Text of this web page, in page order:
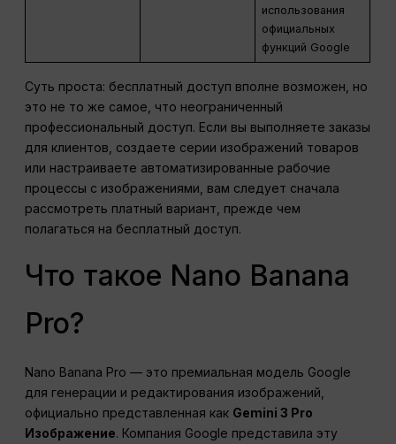
использования
официальных
функций Google
Суть проста: бесплатный доступ вполне возможен, но
это не то же самое, что неограниченный
профессиональный доступ. Если вы выполняете заказы
для клиентов, создаете серии изображений товаров
или настраиваете автоматизированные рабочие
процессы с изображениями, вам следует сначала
рассмотреть платный вариант, прежде чем
полагаться на бесплатный доступ.
Что такое Nano Banana
Pro?
Nano Banana Pro — это премиальная модель Google
для генерации и редактирования изображений,
официально представленная как Gemini 3 Pro
Изображение. Компания Google представила эту